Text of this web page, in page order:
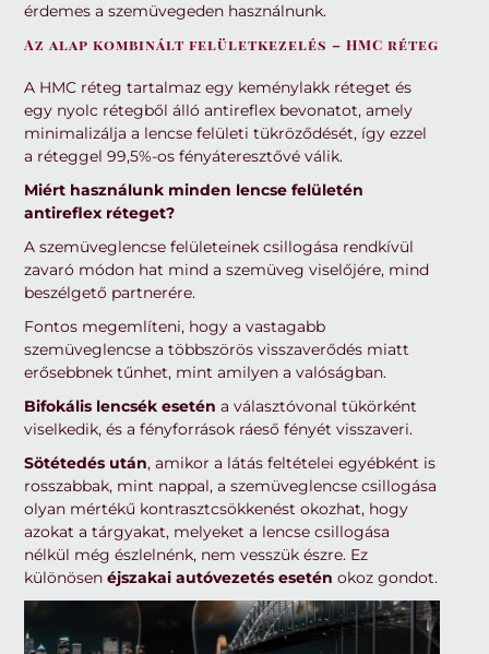
érdemes a szemüvegeden használnunk.
Az alap kombinált felületkezelés – HMC réteg
A HMC réteg tartalmaz egy keménylakk réteget és
egy nyolc rétegből álló antireflex bevonatot, amely
minimalizálja a lencse felületi tükröződését, így ezzel
a réteggel 99,5%-os fényáteresztővé válik.
Miért használunk minden lencse felületén
antireflex réteget?
A szemüveglencse felületeinek csillogása rendkívül
zavaró módon hat mind a szemüveg viselőjére, mind
beszélgető partnerére.
Fontos megemlíteni, hogy a vastagabb
szemüveglencse a többszörös visszaverődés miatt
erősebbnek tűnhet, mint amilyen a valóságban.
Bifokális lencsék esetén a választóvonal tükörként
viselkedik, és a fényforrások ráeső fényét visszaveri.
Sötétedés után, amikor a látás feltételei egyébként is
rosszabbak, mint nappal, a szemüveglencse csillogása
olyan mértékű kontrasztcsökkenést okozhat, hogy
azokat a tárgyakat, melyeket a lencse csillogása
nélkül még észlelnénk, nem vesszük észre. Ez
különösenéjszakai autóvezetés esetén okoz gondot.